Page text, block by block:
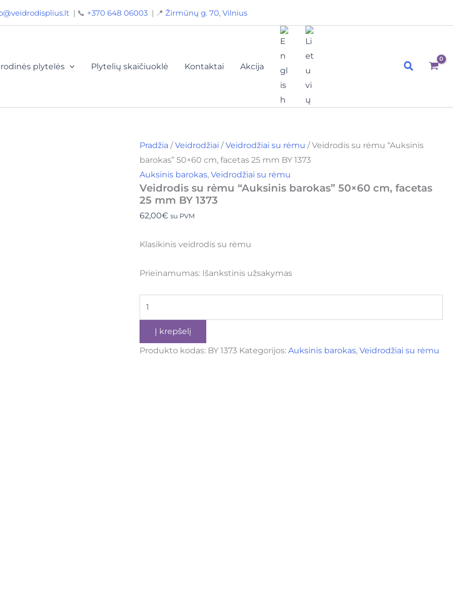
| 📞 +370 648 06003 | 📍 Žirmūnų g. 70, Vilnius
plytelės Plytelių skaičiuoklė Kontaktai Akcija Paieška
Pradžia /Veidrodžiai /Veidrodžiai su rėmu / Veidrodis su rėmu “Auksinis
barokas” 50×60 cm, facetas 25 mm BY 1373
Auksinis barokas,Veidrodžiai su rėmu
Veidrodis su rėmu “Auksinis barokas” 50×60 cm, facetas
25 mm BY 1373
62,00€ su PVM
Klasikinis veidrodis su rėmu
Prieinamumas: Išankstinis užsakymas
kiekis:
Veidrodis
barokas"
25
Į krepšelį
Produkto kodas: BY 1373 Kategorijos:Auksinis barokas,Veidrodžiai su rėmu